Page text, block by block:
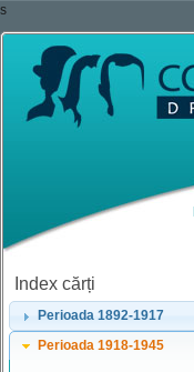
s
Index cărți
Perioada 1892-1917
Perioada 1918-1945